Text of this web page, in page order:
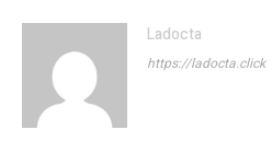
Ladocta
https://ladocta.click